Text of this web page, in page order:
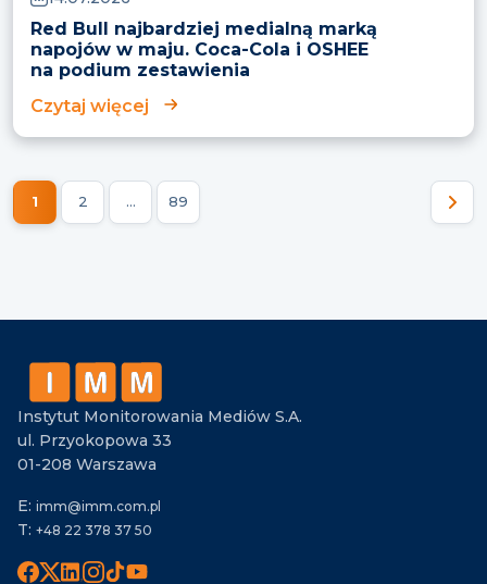
Red Bull najbardziej medialną marką
napojów w maju. Coca-Cola i OSHEE
na podium zestawienia
Czytaj więcej
1 2 … 89
Instytut Monitorowania Mediów S.A.
ul. Przyokopowa 33
01-208 Warszawa
E: imm@imm.com.pl
T: +48 22 378 37 50